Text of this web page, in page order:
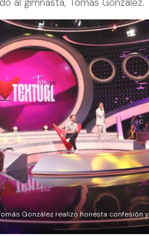
González realizó honesta confesión